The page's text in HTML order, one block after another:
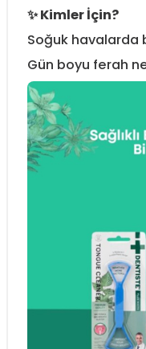
✨ Kimler İçin?
Soğuk havalarda
Gün boyu ferah